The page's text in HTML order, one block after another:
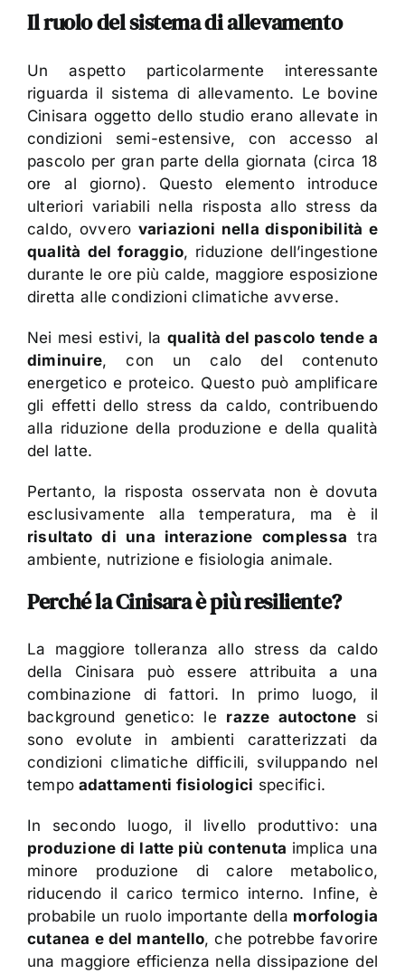
Il ruolo del sistema di allevamento
Un aspetto particolarmente interessante
riguarda il sistema di allevamento. Le bovine
Cinisara oggetto dello studio erano allevate in
condizioni semi-estensive, con accesso al
pascolo per gran parte della giornata (circa 18
ore al giorno). Questo elemento introduce
ulteriori variabili nella risposta allo stress da
caldo, ovvero variazioni nella disponibilità e
qualità del foraggio, riduzione dell’ingestione
durante le ore più calde, maggiore esposizione
diretta alle condizioni climatiche avverse.
Nei mesi estivi, la qualità del pascolo tende a
diminuire, con un calo del contenuto
energetico e proteico. Questo può amplificare
gli effetti dello stress da caldo, contribuendo
alla riduzione della produzione e della qualità
del latte.
Pertanto, la risposta osservata non è dovuta
esclusivamente alla temperatura, ma è il
risultato di una interazione complessa tra
ambiente, nutrizione e fisiologia animale.
Perché la Cinisara è più resiliente?
La maggiore tolleranza allo stress da caldo
della Cinisara può essere attribuita a una
combinazione di fattori. In primo luogo, il
background genetico: le razze autoctone si
sono evolute in ambienti caratterizzati da
condizioni climatiche difficili, sviluppando nel
tempo adattamenti fisiologici specifici.
In secondo luogo, il livello produttivo: una
produzione di latte più contenuta implica una
minore produzione di calore metabolico,
riducendo il carico termico interno. Infine, è
probabile un ruolo importante della morfologia
cutanea e del mantello, che potrebbe favorire
una maggiore efficienza nella dissipazione del